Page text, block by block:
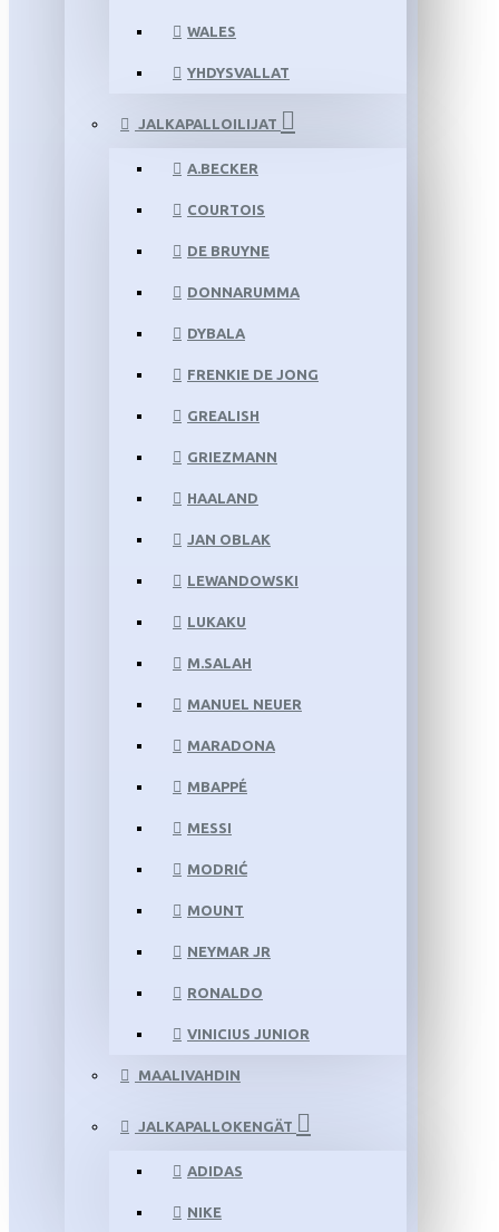
WALES
YHDYSVALLAT
JALKAPALLOILIJAT
A.BECKER
COURTOIS
DE BRUYNE
DONNARUMMA
DYBALA
FRENKIE DE JONG
GREALISH
GRIEZMANN
HAALAND
JAN OBLAK
LEWANDOWSKI
LUKAKU
M.SALAH
MANUEL NEUER
MARADONA
MBAPPÉ
MESSI
MODRIĆ
MOUNT
NEYMAR JR
RONALDO
VINICIUS JUNIOR
MAALIVAHDIN
JALKAPALLOKENGÄT
ADIDAS
NIKE